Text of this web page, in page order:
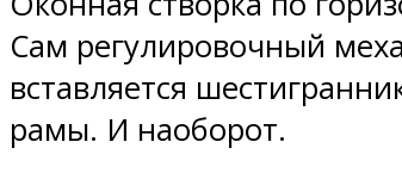
Сам регулировочный
вставляется
рамы. И наоборот.